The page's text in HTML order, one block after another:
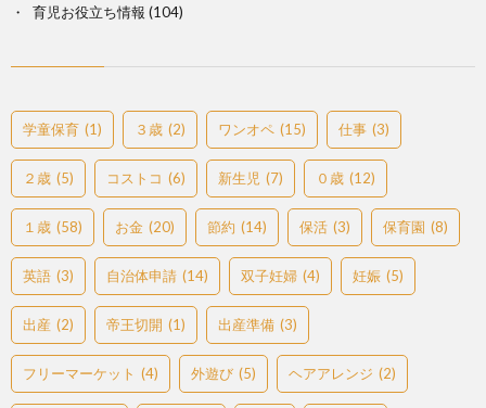
育児お役立ち情報 (104)
学童保育 (1) ３歳 (2) ワンオペ (15) 仕事 (3)
２歳 (5) コストコ (6) 新生児 (7) ０歳 (12)
１歳 (58) お金 (20) 節約 (14) 保活 (3) 保育園 (8)
英語 (3) 自治体申請 (14) 双子妊婦 (4) 妊娠 (5)
出産 (2) 帝王切開 (1) 出産準備 (3)
フリーマーケット (4) 外遊び (5) ヘアアレンジ (2)